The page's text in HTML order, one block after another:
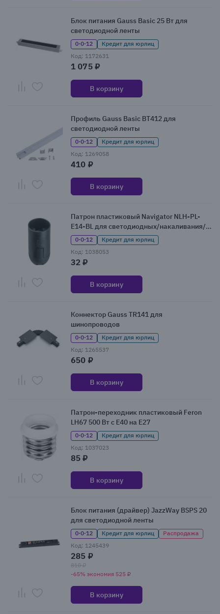
Блок питания Gauss Basic 25 Вт для
светодиодной ленты
0·0·12
Кредит для юрлиц
Код: 1172631
1 075 ₽
В корзину
Профиль Gauss Basic BT412 для
светодиодной ленты
0·0·12
Кредит для юрлиц
Код: 1269058
410 ₽
В корзину
Патрон пластиковый Navigator NLH-PL-
E14-BL для светодиодных/накаливания/
энергосберегающих ламп
0·0·12
Кредит для юрлиц
Код: 1038053
32 ₽
В корзину
Коннектор Gauss TR141 для
шинопроводов
0·0·12
Кредит для юрлиц
Код: 1265537
650 ₽
В корзину
Патрон-переходник пластиковый Feron
LH67 500 Вт с Е40 на Е27
0·0·12
Кредит для юрлиц
Код: 1037023
85 ₽
В корзину
Блок питания (драйвер) JazzWay BSPS 20
для светодиодной ленты
0·0·12 Кредит для юрлиц
Распродажа
Код: 1245439
285 ₽
810 ₽
-65% экономия 525 ₽
В корзину